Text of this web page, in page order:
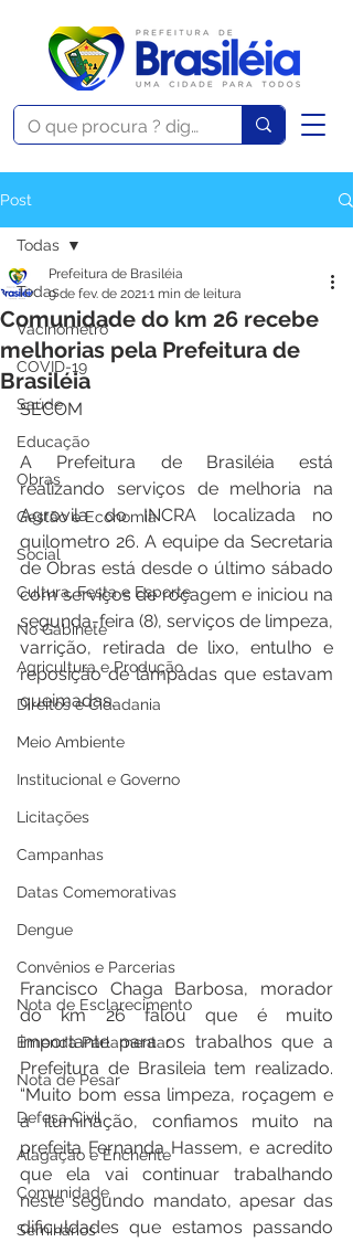
Post
Todas
Vacinômetro
COVID-19
Saúde
Educação
Obras
Gestão e Economia
Social
Cultura, Festa e Esporte
No Gabinete
Agricultura e Produção
Direitos e Cidadania
Meio Ambiente
Institucional e Governo
Licitações
Campanhas
Datas Comemorativas
Dengue
Convênios e Parcerias
Nota de Esclarecimento
Emenda Parlamentar
Nota de Pesar
Defesa Civil
Alagação e Enchente
Comunidade
Seminários
Todas
Comunidade do km 26 recebe
melhorias pela Prefeitura de
Brasiléia
Prefeitura de Brasiléia
9 de fev. de 20211 min de leitura
SECOM
A Prefeitura de Brasiléia está
realizando serviços de melhoria na
Agrovila do INCRA localizada no
quilometro 26. A equipe da Secretaria
de Obras está desde o último sábado
com serviços de roçagem e iniciou na
segunda-feira (8), serviços de limpeza,
varrição, retirada de lixo, entulho e
reposição de lâmpadas que estavam
queimadas.
Francisco Chaga Barbosa, morador
do km 26 falou que é muito
importante para os trabalhos que a
Prefeitura de Brasileia tem realizado.
“Muito bom essa limpeza, roçagem e
a iluminação, confiamos muito na
prefeita Fernanda Hassem, e acredito
que ela vai continuar trabalhando
neste segundo mandato, apesar das
dificuldades que estamos passando